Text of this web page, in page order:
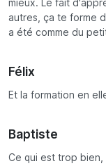
mieux. Le fait
autres, ça te forme
a été comme du
Félix
Et la formation en
Baptiste
Ce qui est trop